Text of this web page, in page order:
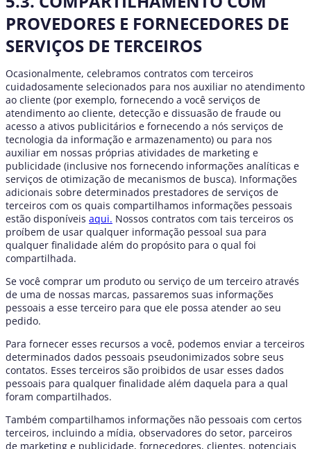
PROVEDORES E FORNECEDORES DE
SERVIÇOS DE TERCEIROS
Ocasionalmente, celebramos contratos com terceiros
cuidadosamente selecionados para nos auxiliar no atendimento
ao cliente (por exemplo, fornecendo a você serviços de
atendimento ao cliente, detecção e dissuasão de fraude ou
acesso a ativos publicitários e fornecendo a nós serviços de
tecnologia da informação e armazenamento) ou para nos
auxiliar em nossas próprias atividades de marketing e
publicidade (inclusive nos fornecendo informações analíticas e
serviços de otimização de mecanismos de busca). Informações
adicionais sobre determinados prestadores de serviços de
terceiros com os quais compartilhamos informações pessoais
estão disponíveis aqui. Nossos contratos com tais terceiros os
proíbem de usar qualquer informação pessoal sua para
qualquer finalidade além do propósito para o qual foi
compartilhada.
Se você comprar um produto ou serviço de um terceiro através
de uma de nossas marcas, passaremos suas informações
pessoais a esse terceiro para que ele possa atender ao seu
pedido.
Para fornecer esses recursos a você, podemos enviar a terceiros
determinados dados pessoais pseudonimizados sobre seus
contatos. Esses terceiros são proibidos de usar esses dados
pessoais para qualquer finalidade além daquela para a qual
foram compartilhados.
Também compartilhamos informações não pessoais com certos
terceiros, incluindo a mídia, observadores do setor, parceiros
de marketing e publicidade, fornecedores, clientes, potenciais